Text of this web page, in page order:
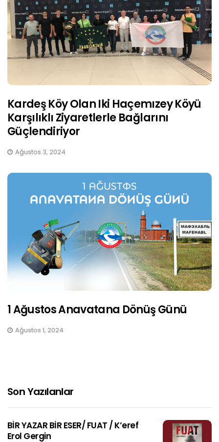
Kardeş Köy Olan Iki Haçemızey Köyü
Karşılıklı Ziyaretlerle Bağlarını
Güçlendiriyor
Ağustos 3, 2024
1 Ağustos Anavatana Dönüş Günü
Ağustos 1, 2024
Son Yazılanlar
BİR YAZAR BİR ESER/ FUAT / K’eref
Erol Gergin